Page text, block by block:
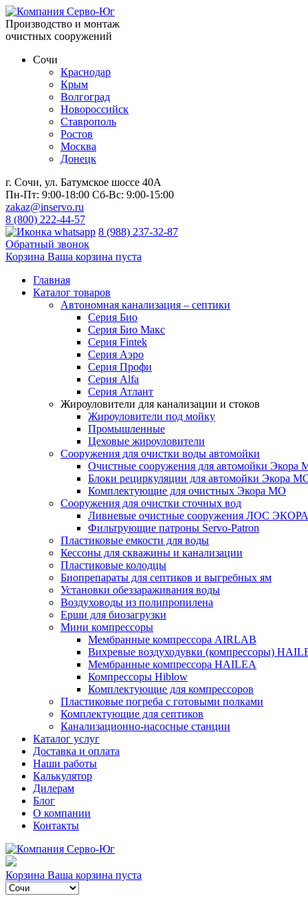
Производство и монтаж
очистных сооружений
Сочи
Краснодар
Крым
Волгоград
Новороссийск
Ставрополь
Ростов
Москва
Донецк
г. Сочи, ул. Батумское шоссе 40А
Пн-Пт: 9:00-18:00 Сб-Вс: 9:00-15:00
zakaz@inservo.ru
8 (800) 222-44-57
8 (988) 237-32-87
Обратный звонок
Корзина Ваша корзина пуста
Главная
Каталог товаров
Автономная канализация – септики
Серия Био
Серия Био Макс
Серия Fintek
Серия Аэро
Серия Профи
Серия Alfa
Серия Атлант
Жироуловители для канализации и стоков
Жироуловители под мойку
Промышленные
Цеховые жироуловители
Сооружения для очистки воды автомойки
Очистные сооружения для автомойки Экора
Блоки рециркуляции для автомойки Экора
Комплектующие для очистных Экора МО
Сооружения для очистки сточных вод
Ливневые очистные сооружения ЛОС ЭКОРА
Фильтрующие патроны Servo-Patron
Пластиковые емкости для воды
Кессоны для скважины и канализации
Пластиковые колодцы
Биопрепараты для септиков и выгребных ям
Установки обеззараживания воды
Воздуховоды из полипропилена
Ерши для биозагрузки
Мини компрессоры
Мембранные компрессора AIRLAB
Вихревые воздуходувки (компрессоры)
Мембранные компрессора HAILEA
Компрессоры Hiblow
Комплектующие для компрессоров
Пластиковые погреба с готовыми полками
Комплектующие для септиков
Канализационно-насосные станции
Каталог услуг
Доставка и оплата
Наши работы
Калькулятор
Дилерам
Блог
О компании
Контакты
Корзина Ваша корзина пуста